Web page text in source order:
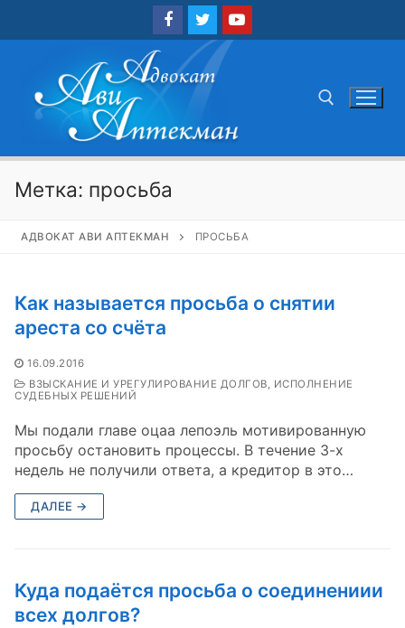
Метка: просьба
АДВОКАТ АВИ АПТЕКМАН ПРОСЬБА
Как называется просьба о снятии
ареста со счёта
16.09.2016
ВЗЫСКАНИЕ И УРЕГУЛИРОВАНИЕ ДОЛГОВ, ИСПОЛНЕНИЕ
СУДЕБНЫХ РЕШЕНИЙ
Мы подали главе оцаа лепоэль мотивированную
просьбу остановить процессы. В течение 3-х
недель не получили ответа, а кредитор в это…
ДАЛЕЕ →
Куда подаётся просьба о соединениии
всех долгов?